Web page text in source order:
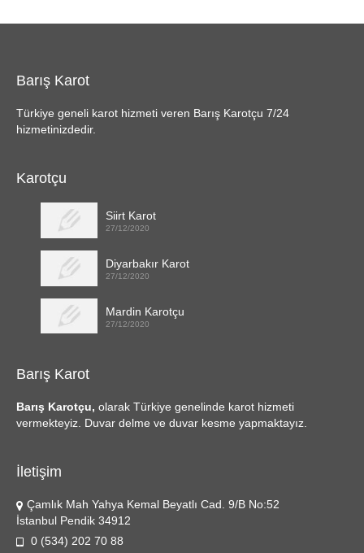
Barış Karot
Türkiye geneli karot hizmeti veren Barış Karotçu 7/24
hizmetinizdedir.
Karotçu
Siirt Karot
27/12/2020
Diyarbakır Karot
27/12/2020
Mardin Karotçu
27/12/2020
Barış Karot
Barış Karotçu, olarak Türkiye genelinde karot hizmeti
vermekteyiz. Duvar delme ve duvar kesme yapmaktayız.
İletişim
Çamlık Mah Yahya Kemal Beyatlı Cad. 9/B No:52
İstanbul Pendik 34912
0 (534) 202 70 88